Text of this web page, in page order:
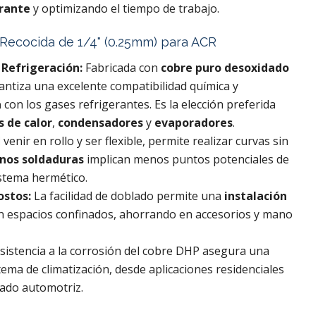
y optimizando el tiempo de trabajo.
de 1/4" (0.25mm) para ACR
Fabricada con cobre puro desoxidado
una excelente compatibilidad química y
con los gases refrigerantes. Es la elección preferida
de calor, condensadoresy evaporadores.
venir en rollo y ser flexible, permite realizar curvas sin
soldaduras implican menos puntos potenciales de
hermético.
La facilidad de doblado permite una instalación
espacios confinados, ahorrando en accesorios y mano
a la corrosión del cobre DHP asegura una
de climatización, desde aplicaciones residenciales
automotriz.